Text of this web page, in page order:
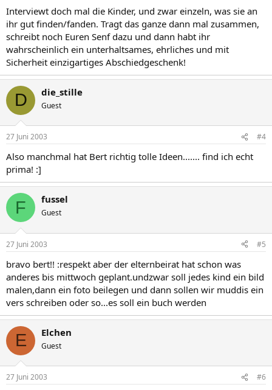
Interviewt doch mal die Kinder, und zwar einzeln, was sie an
ihr gut finden/fanden. Tragt das ganze dann mal zusammen,
schreibt noch Euren Senf dazu und dann habt ihr
wahrscheinlich ein unterhaltsames, ehrliches und mit
Sicherheit einzigartiges Abschiedgeschenk!
D die_stille
Guest
27 Juni 2003 #4
Also manchmal hat Bert richtig tolle Ideen....... find ich echt
prima! :]
F fussel
Guest
27 Juni 2003 #5
bravo bert!! :respekt aber der elternbeirat hat schon was
anderes bis mittwoch geplant.undzwar soll jedes kind ein bild
malen,dann ein foto beilegen und dann sollen wir muddis ein
vers schreiben oder so...es soll ein buch werden
E Elchen
Guest
27 Juni 2003 #6